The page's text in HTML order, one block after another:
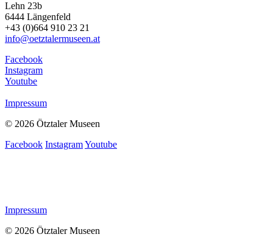
Lehn 23b
6444 Längenfeld
+43 (0)664 910 23 21
info@oetztalermuseen.at
Facebook
Instagram
Youtube
Impressum
© 2026 Ötztaler Museen
Facebook InstagramYoutube
Impressum
© 2026 Ötztaler Museen